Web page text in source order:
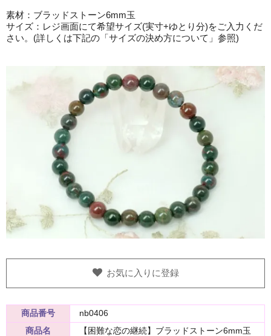
素材：ブラッドストーン6mm玉
サイズ：レジ画面にて希望サイズ(実寸+ゆとり分)をご入力くだ
さい。(詳しくは下記の「サイズの決め方について」参照)
お気に入りに登録
商品番号
nb0406
商品名
【困難な恋の継続】ブラッドストーン6mm玉